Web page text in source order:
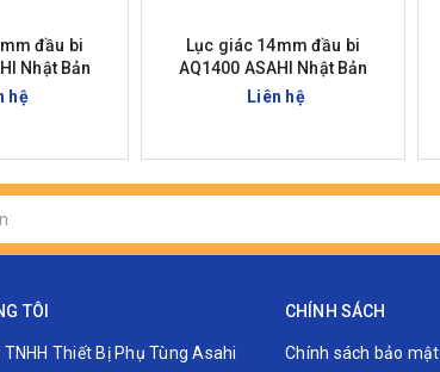
đầu bi
Nhật Bản
hệ
Lục giác 14mm đầu bi
AQ1400 ASAHI Nhật Bản
Liên hệ
TÔI
TNHH Thiết Bị Phụ Tùng Asahi
CHÍNH SÁCH
Chính sách bảo mật